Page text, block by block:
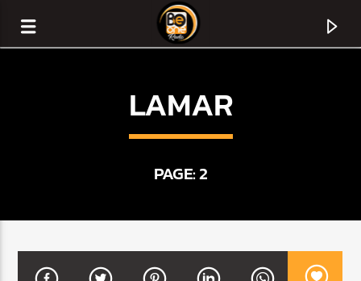
LAMAR
PAGE: 2